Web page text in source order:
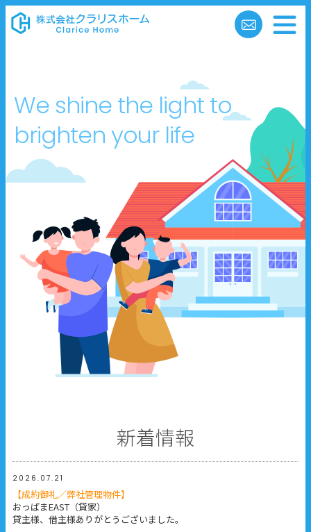
We shine the light to
brighten your life
新着情報
2026.07.21
【成約御礼／弊社管理物件】
おっぱまEAST（貸家）
貸主様、借主様ありがとうございました。